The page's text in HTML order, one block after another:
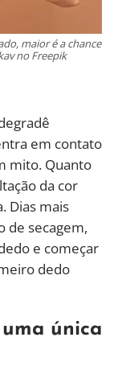
maior é a chance
no Freepik
em contato
mito. Quanto
da cor
Dias mais
de secagem,
e começar
dedo
única